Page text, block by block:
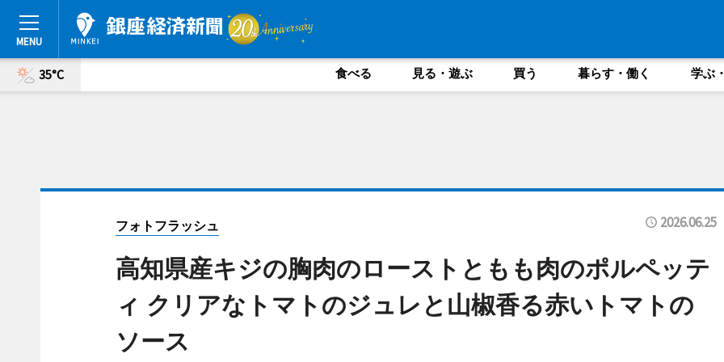
35°C 食べる 見る・遊ぶ 買う 暮らす・働く 学ぶ
フォトフラッシュ 2026.06.25
高知県産キジの胸肉のローストともも肉のポルペッテ
ィ クリアなトマトのジュレと山椒香る赤いトマトの
ソース